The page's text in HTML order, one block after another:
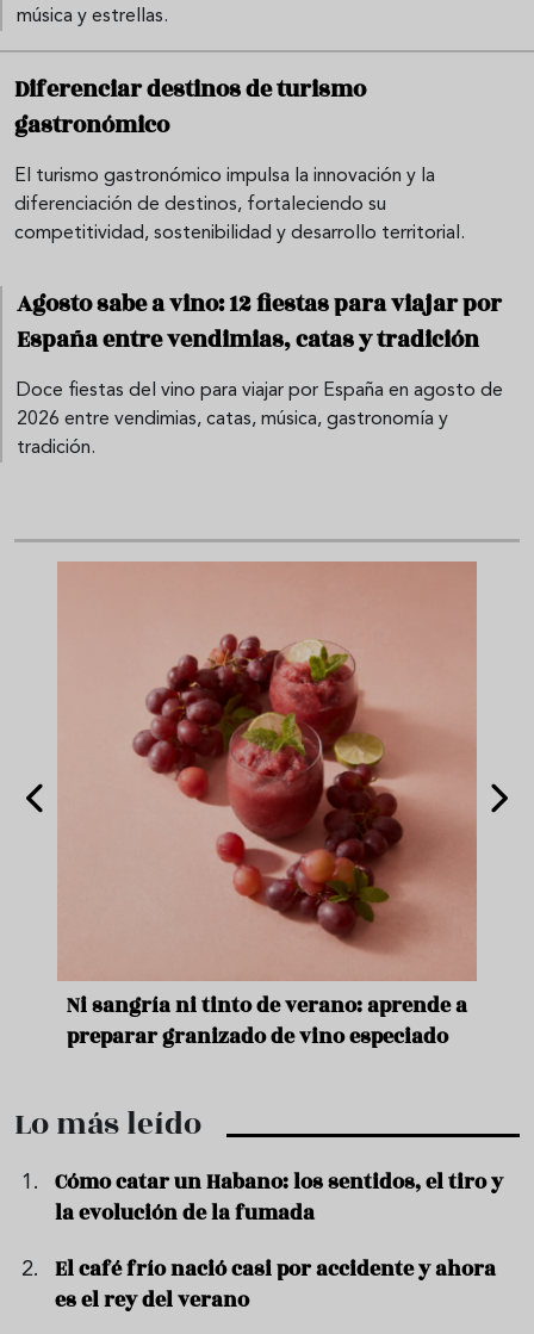
música y estrellas.
Diferenciar destinos de turismo
gastronómico
El turismo gastronómico impulsa la innovación y la
diferenciación de destinos, fortaleciendo su
competitividad, sostenibilidad y desarrollo territorial.
Agosto sabe a vino: 12 fiestas para viajar por
España entre vendimias, catas y tradición
Doce fiestas del vino para viajar por España en agosto de
2026 entre vendimias, catas, música, gastronomía y
tradición.
Ni sangría ni tinto de verano: aprende a
preparar granizado de vino especiado
Lo más leído
Cómo catar un Habano: los sentidos, el tiro y
la evolución de la fumada
El café frío nació casi por accidente y ahora
es el rey del verano